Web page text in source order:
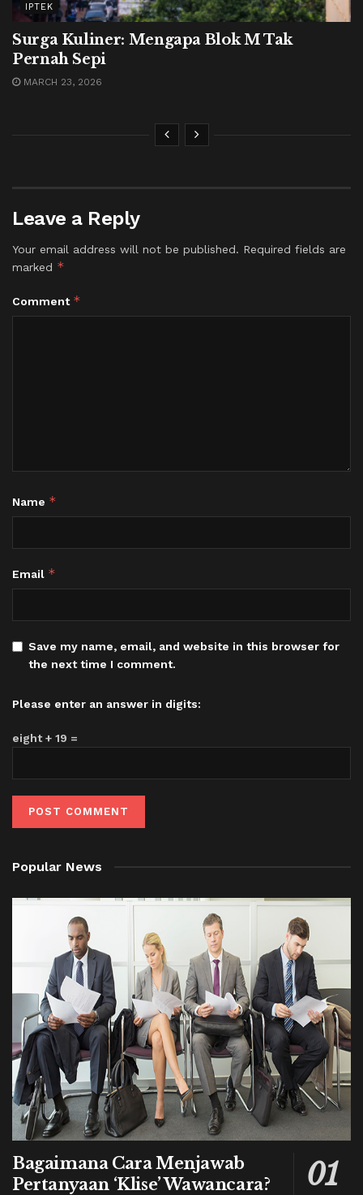
IPTEK
Surga Kuliner: Mengapa Blok M Tak
Pernah Sepi
MARCH 23, 2026
Leave a Reply
Your email address will not be published. Required fields are
marked *
Comment *
Name *
Email *
Save my name, email, and website in this browser for
the next time I comment.
Please enter an answer in digits:
eight + 19 =
Popular News
Bagaimana Cara Menjawab
Pertanyaan ‘Klise’ Wawancara?